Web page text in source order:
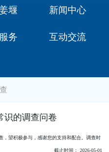
堰 新闻中心
务 互动交流
识的调查问卷
，望积极参与，感谢您的支持和配合。调查时
截止时间： 2026-05-01